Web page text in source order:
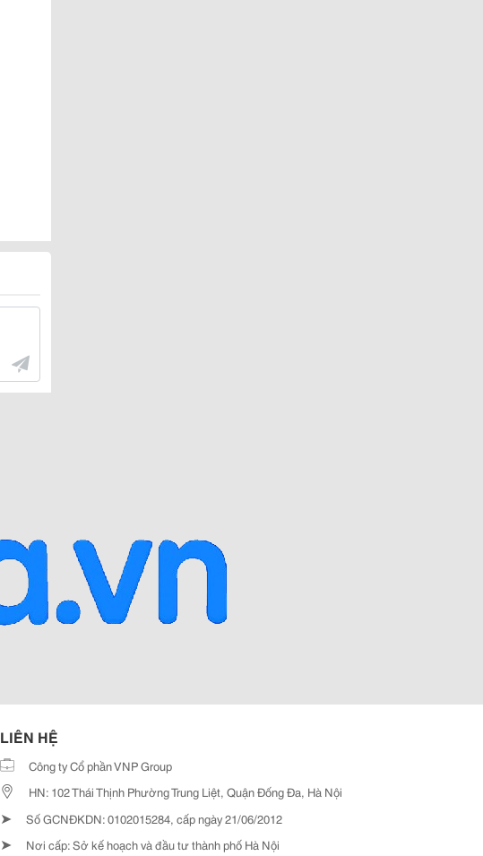
LIÊN HỆ
Công ty Cổ phần VNP Group
HN: 102 Thái Thịnh Phường Trung Liệt, Quận Đống Đa, Hà Nội
➤ Số GCNĐKDN: 0102015284, cấp ngày 21/06/2012
➤ Nơi cấp: Sở kế hoạch và đầu tư thành phố Hà Nội